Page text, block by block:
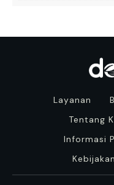
Layanan
Tentang
Informasi